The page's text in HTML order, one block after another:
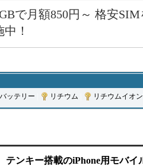
で月額850円～ 格安
！
バッテリー リチウム リチウムイオ
テンキー搭載のiPhone用モバイ